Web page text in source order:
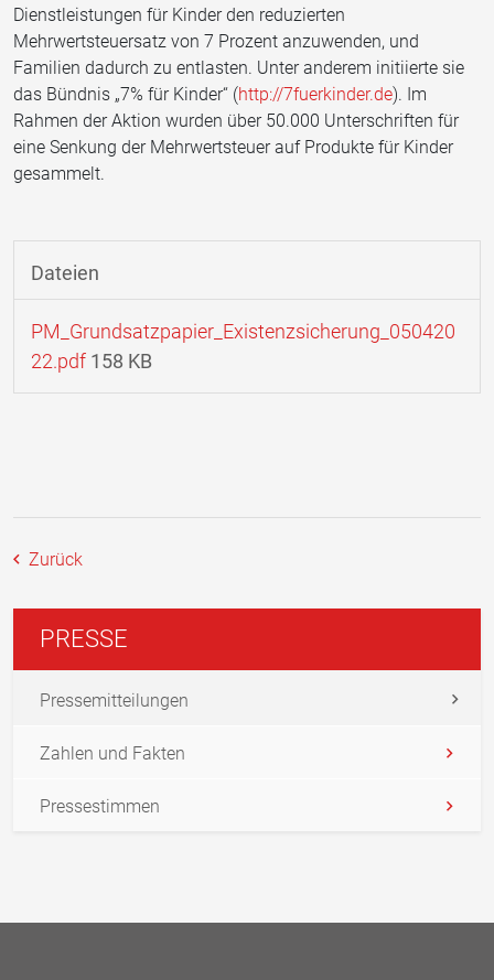
Dienstleistungen für Kinder den reduzierten
Mehrwertsteuersatz von 7 Prozent anzuwenden, und
Familien dadurch zu entlasten. Unter anderem initiierte sie
das Bündnis „7% für Kinder“ (http://7fuerkinder.de). Im
Rahmen der Aktion wurden über 50.000 Unterschriften für
eine Senkung der Mehrwertsteuer auf Produkte für Kinder
gesammelt.
Dateien
PM_Grundsatzpapier_Existenzsicherung_050420
22.pdf 158 KB
Zurück
PRESSE
Pressemitteilungen
Zahlen und Fakten
Pressestimmen